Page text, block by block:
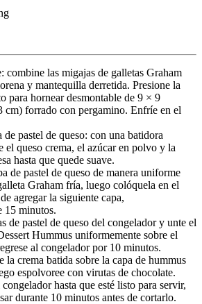
combine las migajas de galletas Graham
y mantequilla derretida. Presione la
para hornear desmontable de 9 × 9
cm) forrado con pergamino. Enfríe en el
de pastel de queso: con una batidora
el queso crema, el azúcar en polvo y la
hasta que quede suave.
de pastel de queso de manera uniforme
Graham fría, luego colóquela en el
agregar la siguiente capa,
15 minutos.
de pastel de queso del congelador y unte el
Hummus uniformemente sobre el
al congelador por 10 minutos.
la crema batida sobre la capa de hummus
espolvoree con virutas de chocolate.
hasta que esté listo para servir,
durante 10 minutos antes de cortarlo.